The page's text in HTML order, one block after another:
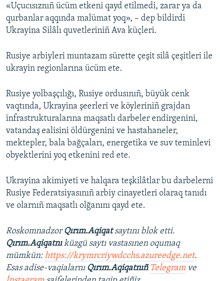
«Uçucısıznıñ ücüm etkeni qayd etilmedi, zarar ya da
qurbanlar aqqında malümat yoq», – dep bildirdi
Ukrayina Silâlı quvetleriniñ Ava küçleri.
Rusiye arbiyleri muntazam sürette çeşit silâ çeşitleri ile
ukrayin regionlarına ücüm ete.
Rusiye yolbaşçılığı, Rusiye ordusınıñ, büyük cenk
vaqtında, Ukrayina şeerleri ve köyleriniñ grajdan
infrastrukturalarına maqsatlı darbeler endirgenini,
vatandaş ealisini öldürgenini ve hastahaneler,
mektepler, bala bağçaları, energetika ve suv teminlevi
obyektlerini yoq etkenini red ete.
Ukrayina akimiyeti ve halqara teşkilâtlar bu darbelerni
Rusiye Federatsiyasınıñ arbiy cinayetleri olaraq tanıdı
ve olarnıñ maqsatlı olğanını qayd ete.
Roskomnadzor Qırım.Aqiqatsaytını blok etti.
Qırım.Aqiqatnıküzgü saytı vastasınen oqumaq
mümkün:https://krymrcriywdcchs.azureedge.net.
Esas adise-vaqialarnı Qırım.Aqiqatnıñ Telegram ve